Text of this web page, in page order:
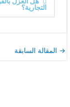
التجارية؟
→ المقالة السابقة